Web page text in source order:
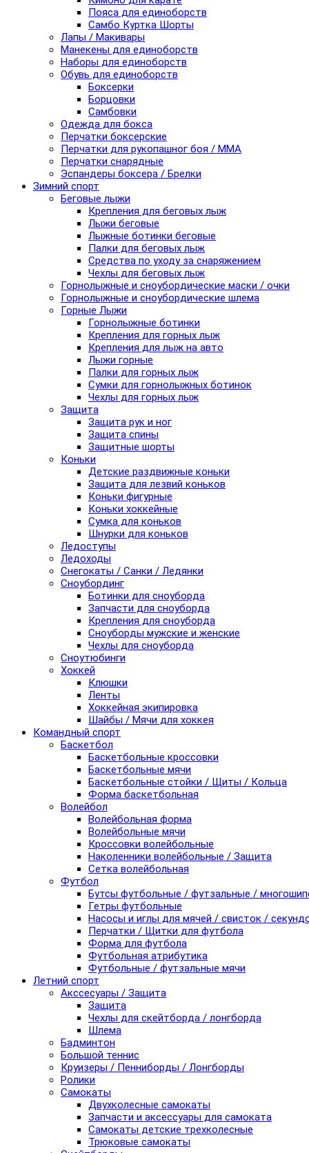
Пояса для единоборств
Самбо Куртка Шорты
Лапы / Макивары
Манекены для единоборств
Наборы для единоборств
Обувь для единоборств
Боксерки
Борцовки
Самбовки
Одежда для бокса
Перчатки боксерские
Перчатки для рукопашног боя / ММА
Перчатки снарядные
Эспандеры боксера / Брелки
Зимний спорт
Беговые лыжи
Крепления для беговых лыж
Лыжи беговые
Лыжные ботинки беговые
Палки для беговых лыж
Средства по уходу за снаряжением
Чехлы для беговых лыж
Горнолыжные и сноубордические маски / очки
Горнолыжные и сноубордические шлема
Горные Лыжи
Горнолыжные ботинки
Крепления для горных лыж
Крепления для лыж на авто
Лыжи горные
Палки для горных лыж
Сумки для горнолыжных ботинок
Чехлы для горных лыж
Защита
Защита рук и ног
Защита спины
Защитные шорты
Коньки
Детские раздвижные коньки
Защита для лезвий коньков
Коньки фигурные
Коньки хоккейные
Сумка для коньков
Шнурки для коньков
Ледоступы
Ледоходы
Снегокаты / Санки / Ледянки
Сноубординг
Ботинки для сноуборда
Запчасти для сноуборда
Крепления для сноуборда
Сноуборды мужские и женские
Чехлы для сноуборда
Сноутюбинги
Хоккей
Клюшки
Ленты
Хоккейная экипировка
Шайбы / Мячи для хоккея
Командный спорт
Баскетбол
Баскетбольные кроссовки
Баскетбольные мячи
Баскетбольные стойки / Щиты / Кольца
Форма баскетбольная
Волейбол
Волейбольная форма
Волейбольные мячи
Кроссовки волейбольные
Наколенники волейбольные / Защита
Сетка волейбольная
Футбол
Бутсы футбольные / футзальные /
Гетры футбольные
Насосы и иглы для мячей / свисток /
Перчатки / Щитки для футбола
Форма для футбола
Футбольная атрибутика
Футбольные / футзальные мячи
Летний спорт
Акссесуары / Защита
Защита
Чехлы для скейтборда / лонгборда
Шлема
Бадминтон
Большой теннис
Круизеры / Пенниборды / Лонгборды
Ролики
Самокаты
Двухколесные самокаты
Запчасти и аксессуары для самоката
Самокаты детские трехколесные
Трюковые самокаты